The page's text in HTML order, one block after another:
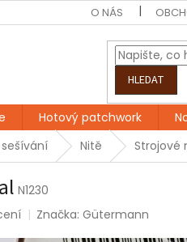
O NÁS
HLEDAT
Hotový patchwork
Nitě Strojové
N1230
Značka:Gütermann